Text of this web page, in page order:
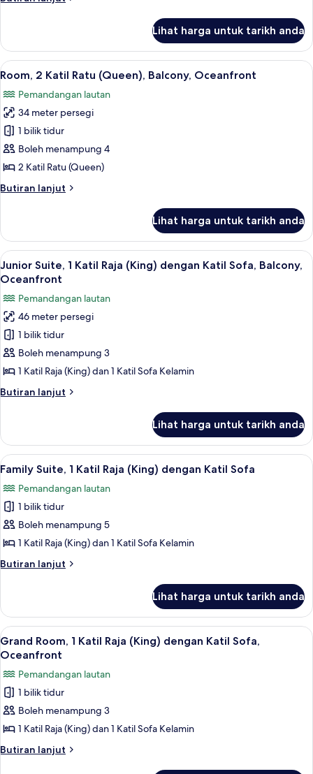
Ratu
Balcony,
Courtyard
View
2
Katil
Ratu
Balcony,
Courtyard
View
Lihat harga untuk tarikh anda
Lihat
semua
foto
untuk
Room,
2
Katil
(Queen),
Peralatan tempat tidur premium,
6
Room, 2 Katil Ratu (Queen), Balcony, Oceanfront
Pemandangan lautan
34 meter persegi
1 bilik tidur
Boleh menampung 4
2 Katil Ratu (Queen)
Butiran lanjut
Butiran
2
Katil
Ratu
(Queen),
Oceanfront
Lihat harga untuk tarikh anda
Lihat
semua
untuk
Junior
Suite,
1
Katil
Raja
(King)
Katil
Sofa,
Balcony,
Oceanfront
Peralatan tempat tidur premium,
5
Junior Suite, 1 Katil Raja (King) dengan Katil Sofa, Balcony,
Oceanfront
Pemandangan lautan
46 meter persegi
1 bilik tidur
Boleh menampung 3
1 Katil Raja (King) dan 1 Katil Sofa Kelamin
Butiran lanjut
Butiran
Suite,
Katil
(King)
dengan
Sofa,
Balcony,
Lihat harga untuk tarikh anda
Lihat
semua
foto
untuk
Family
Suite,
1
Katil
(King)
dengan
Katil
Sofa
Peralatan tempat tidur premium,
5
Family Suite, 1 Katil Raja (King) dengan Katil Sofa
Pemandangan lautan
1 bilik tidur
Boleh menampung 5
1 Katil Raja (King) dan 1 Katil Sofa Kelamin
Butiran lanjut
Butiran
Suite,
Katil
Raja
dengan
Katil
Sofa
Lihat harga untuk tarikh anda
Lihat
semua
untuk
Grand
Room,
1
Katil
Peralatan tempat tidur premium,
4
Grand Room, 1 Katil Raja (King) dengan Katil Sofa,
Oceanfront
Pemandangan lautan
1 bilik tidur
Boleh menampung 3
1 Katil Raja (King) dan 1 Katil Sofa Kelamin
Butiran lanjut
Butiran